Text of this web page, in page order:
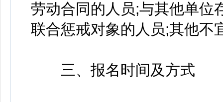
劳动合同的人员;与其他单位
联合惩戒对象的人员;其他不
三、报名时间及方式